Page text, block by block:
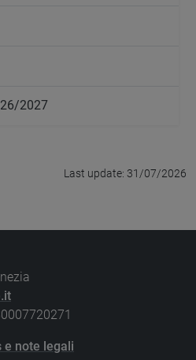
2027
Last update: 31/07/2026
e note legali